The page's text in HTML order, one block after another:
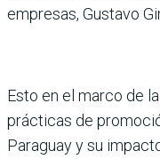
empre­sas, Gustavo
Esto en el marco de
prácticas de
Paraguay y su